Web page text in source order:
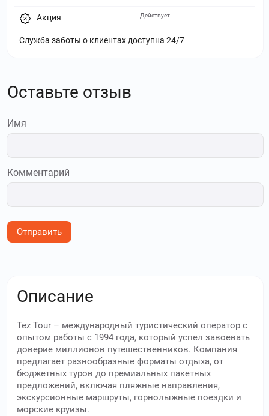
Акция
Служба заботы о клиентах доступна 24/7
Действует
Оставьте отзыв
Имя
Комментарий
Отправить
Описание
Tez Tour – международный туристический оператор с
опытом работы с 1994 года, который успел завоевать
доверие миллионов путешественников. Компания
предлагает разнообразные форматы отдыха, от
бюджетных туров до премиальных пакетных
предложений, включая пляжные направления,
экскурсионные маршруты, горнолыжные поездки и
морские круизы.